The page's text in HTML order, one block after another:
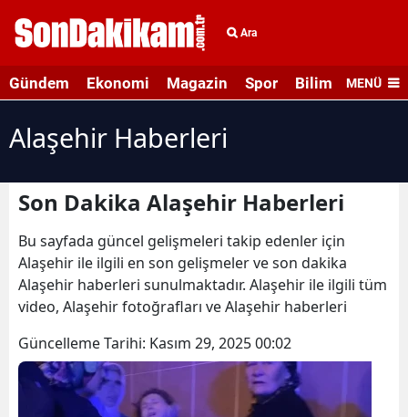
Ara
Gündem Ekonomi Magazin Spor Bilim veMENÜ
Alaşehir Haberleri
Son Dakika Alaşehir Haberleri
Bu sayfada güncel gelişmeleri takip edenler için
Alaşehir ile ilgili en son gelişmeler ve son dakika
Alaşehir haberleri sunulmaktadır. Alaşehir ile ilgili tüm
video, Alaşehir fotoğrafları ve Alaşehir haberleri
Güncelleme Tarihi: Kasım 29, 2025 00:02